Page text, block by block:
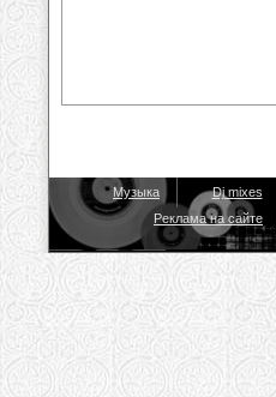
Музыка Dj mixes
Реклама на сайте